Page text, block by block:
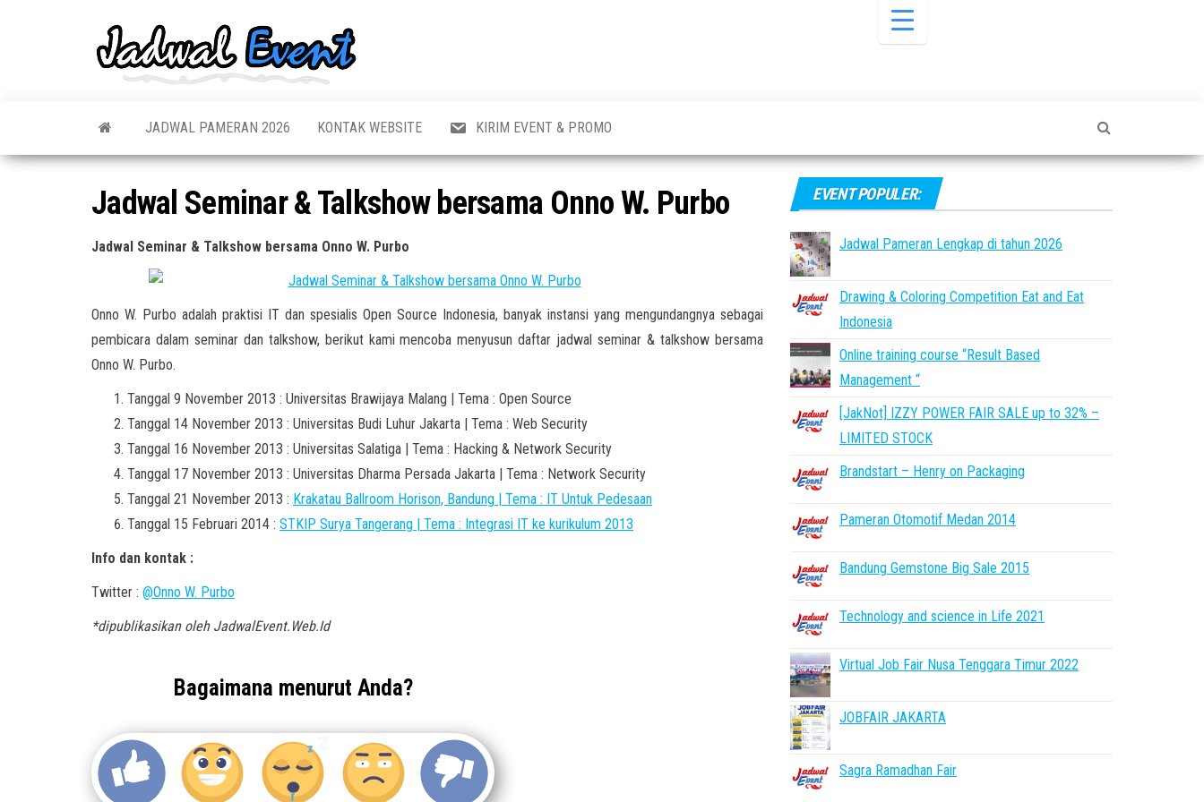
Pameran,
Acara &
Terbaru
Seminar,
Bazaar,
Job Fair,
Lomba dll.
JADWAL PAMERAN 2026 KONTAK WEBSITE KIRIM EVENT & PROMO
Jadwal Seminar & Talkshow bersama Onno W. Purbo
Jadwal Seminar & Talkshow bersama Onno W. Purbo
Onno W. Purbo adalah praktisi IT dan spesialis Open Source Indonesia, banyak instansi yang mengundangnya sebagai
pembicara dalam seminar dan talkshow, berikut kami mencoba menyusun daftar jadwal seminar & talkshow bersama
Onno W. Purbo.
Tanggal 9 November 2013 : Universitas Brawijaya Malang | Tema : Open Source
Tanggal 14 November 2013 : Universitas Budi Luhur Jakarta | Tema : Web Security
Tanggal 16 November 2013 : Universitas Salatiga | Tema : Hacking & Network Security
Tanggal 17 November 2013 : Universitas Dharma Persada Jakarta | Tema : Network Security
Tanggal 21 November 2013 : Krakatau Ballroom Horison, Bandung | Tema : IT Untuk Pedesaan
Tanggal 15 Februari 2014 : STKIP Surya Tangerang | Tema : Integrasi IT ke kurikulum 2013
Info dan kontak :
Twitter : @Onno W. Purbo
*dipublikasikan oleh JadwalEvent.Web.Id
Bagaimana menurut Anda?
EVENT POPULER:
Jadwal Pameran Lengkap di tahun 2026
Drawing & Coloring Competition Eat and Eat
Indonesia
Online training course “Result Based
Management “
[JakNot] IZZY POWER FAIR SALE up to 32% –
LIMITED STOCK
Brandstart – Henry on Packaging
Pameran Otomotif Medan 2014
Bandung Gemstone Big Sale 2015
Technology and science in Life 2021
Virtual Job Fair Nusa Tenggara Timur 2022
JOBFAIR JAKARTA
Sagra Ramadhan Fair